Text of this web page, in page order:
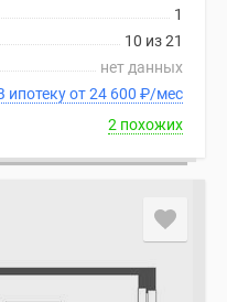
1
10 из 21
нет данных
В ипотеку от 24 600 ₽/мес
2 похожих